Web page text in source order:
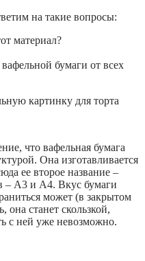
на такие вопросы:
материал?
бумаги от всех
что вафельная бумага
Она изготавливается
ее второе название –
– А3 и А4. Вкус бумаги
может (в закрытом
она станет скользкой,
с ней уже невозможно.